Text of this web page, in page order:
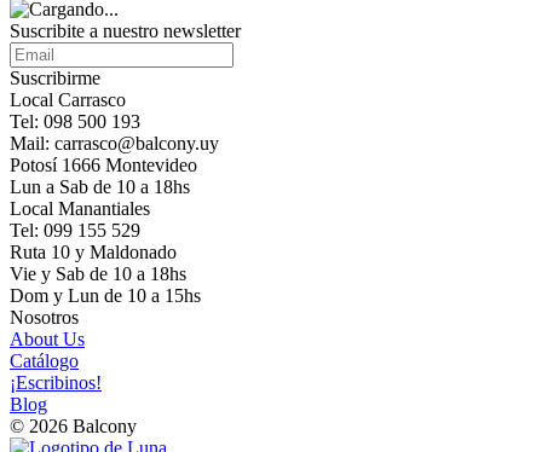
Suscribite a nuestro newsletter
Suscribirme
Local Carrasco
Tel: 098 500 193
Mail: carrasco@balcony.uy
Potosí 1666 Montevideo
Lun a Sab de 10 a 18hs
Local Manantiales
Tel: 099 155 529
Ruta 10 y Maldonado
Vie y Sab de 10 a 18hs
Dom y Lun de 10 a 15hs
Nosotros
About Us
Catálogo
¡Escribinos!
Blog
© 2026 Balcony